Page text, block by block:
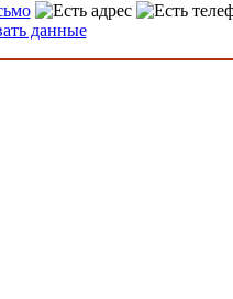
данные